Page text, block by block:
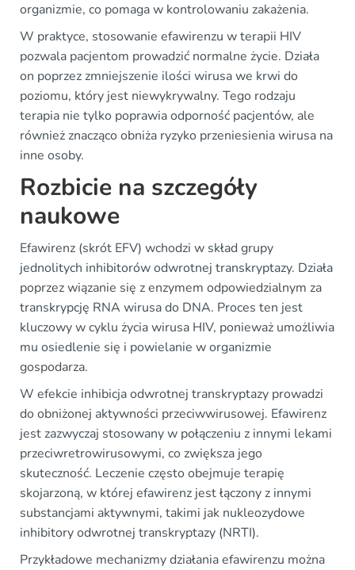
organizmie, co pomaga w kontrolowaniu zakażenia.
W praktyce, stosowanie efawirenzu w terapii HIV
pozwala pacjentom prowadzić normalne życie. Działa
on poprzez zmniejszenie ilości wirusa we krwi do
poziomu, który jest niewykrywalny. Tego rodzaju
terapia nie tylko poprawia odporność pacjentów, ale
również znacząco obniża ryzyko przeniesienia wirusa na
inne osoby.
Rozbicie na szczegóły
naukowe
Efawirenz (skrót EFV) wchodzi w skład grupy
jednolitych inhibitorów odwrotnej transkryptazy. Działa
poprzez wiązanie się z enzymem odpowiedzialnym za
transkrypcję RNA wirusa do DNA. Proces ten jest
kluczowy w cyklu życia wirusa HIV, ponieważ umożliwia
mu osiedlenie się i powielanie w organizmie
gospodarza.
W efekcie inhibicja odwrotnej transkryptazy prowadzi
do obniżonej aktywności przeciwwirusowej. Efawirenz
jest zazwyczaj stosowany w połączeniu z innymi lekami
przeciwretrowirusowymi, co zwiększa jego
skuteczność. Leczenie często obejmuje terapię
skojarzoną, w której efawirenz jest łączony z innymi
substancjami aktywnymi, takimi jak nukleozydowe
inhibitory odwrotnej transkryptazy (NRTI).
Przykładowe mechanizmy działania efawirenzu można